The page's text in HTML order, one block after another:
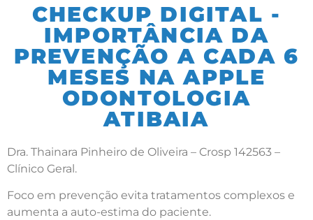
CHECKUP DIGITAL -
IMPORTÂNCIA DA
PREVENÇÃO A CADA 6
MESES NA APPLE
ODONTOLOGIA
ATIBAIA
Dra. Thainara Pinheiro de Oliveira – Crosp 142563 –
Clínico Geral.
Foco em prevenção evita tratamentos complexos e
aumenta a auto-estima do paciente.